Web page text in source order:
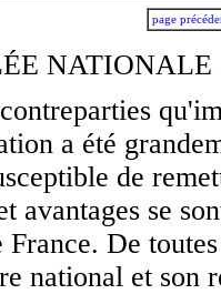
page
NATIONALE
a été
de
avantages se
France. De
national et son